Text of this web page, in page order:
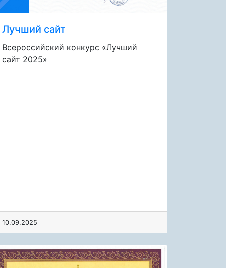
Лучший сайт
Всероссийский конкурс «Лучший
сайт 2025»
10.09.2025